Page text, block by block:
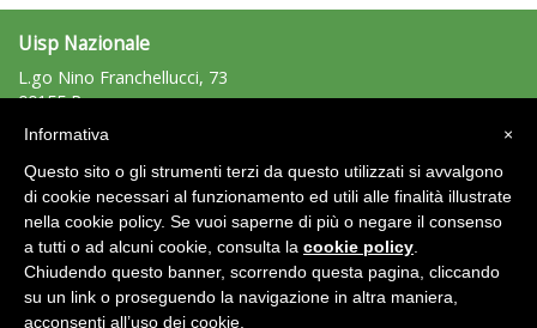
Tiziano Pesce a Radio InBlu2000 traccia il bilancio della stagione
Uisp Nazionale
L.go Nino Franchellucci, 73
00155 Roma
Tel: 06.439841 - Fax: 06.43984320
C.F.: 97029170582
Area Riservata 2.0
×
Informativa
Questo sito o gli strumenti terzi da questo utilizzati si avvalgono
di cookie necessari al funzionamento ed utili alle finalità illustrate
nella cookie policy. Se vuoi saperne di più o negare il consenso
a tutti o ad alcuni cookie, consulta la cookie policy
Chiudendo questo banner, scorrendo questa pagina, cliccando
su un link o proseguendo la navigazione in altra maniera,
acconsenti all’uso dei cookie.